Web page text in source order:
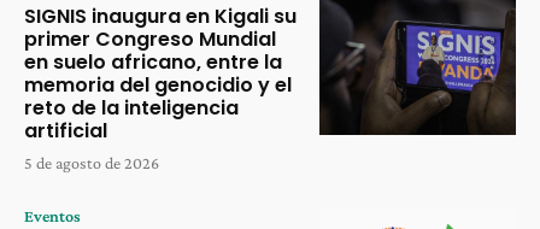
SIGNIS inaugura en Kigali su
primer Congreso Mundial
en suelo africano, entre la
memoria del genocidio y el
reto de la inteligencia
artificial
5 de agosto de 2026
Eventos